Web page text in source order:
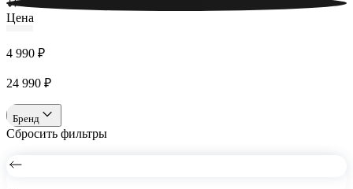
Цена
4 990 ₽
24 990 ₽
Бренд
Сбросить фильтры